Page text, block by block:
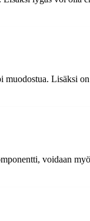
Lisäksi
voidaan